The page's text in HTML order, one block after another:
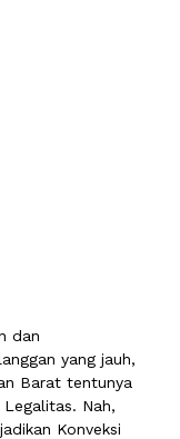
dan
yang jauh,
Barat tentunya
Nah,
Konveksi